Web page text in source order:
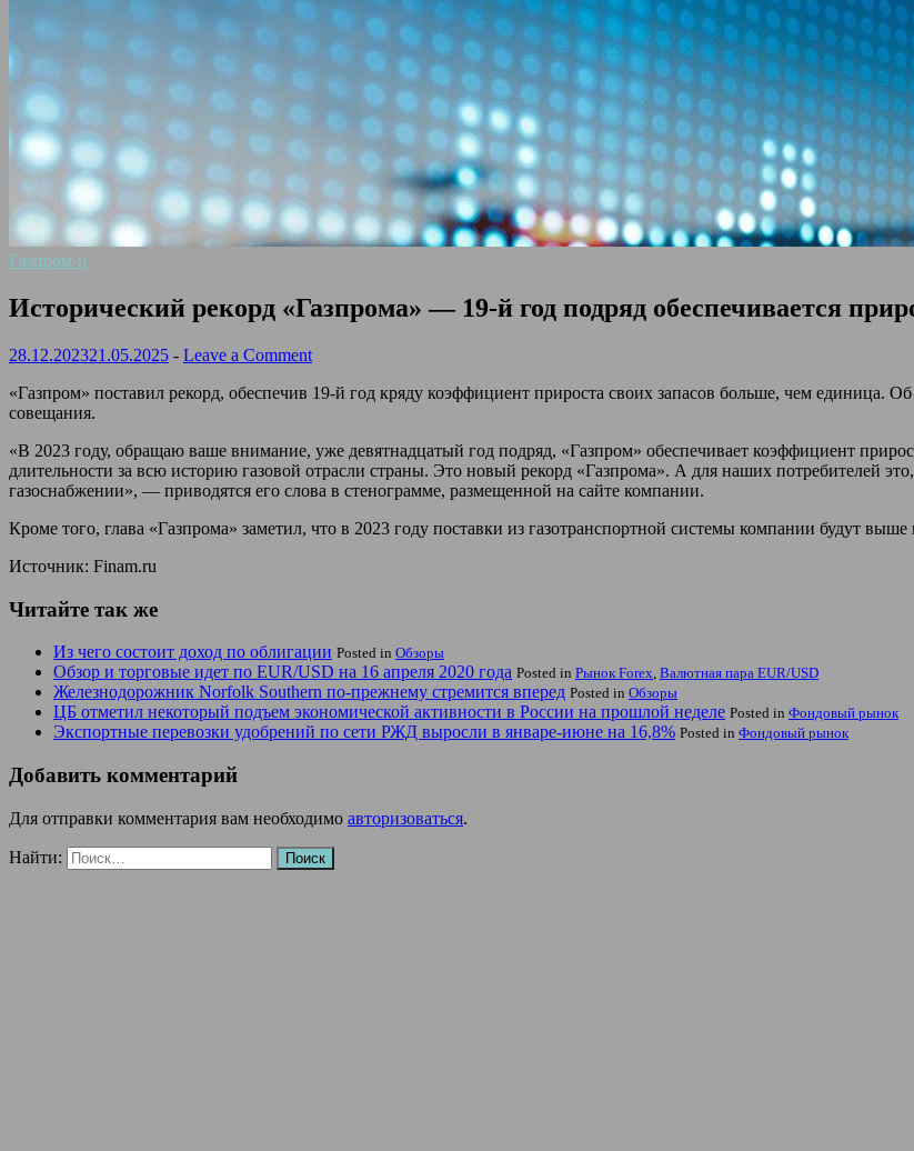
Газпром-h
Исторический рекорд «Газпрома» — 19-й год подряд обеспечивается
28.12.202321.05.2025 - Leave a Comment
«Газпром» поставил рекорд, обеспечив 19-й год кряду коэффициент прироста своих запасов больше, чем единица.
совещания.
«В 2023 году, обращаю ваше внимание, уже девятнадцатый год подряд, «Газпром» обеспечивает коэффициент
длительности за всю историю газовой отрасли страны. Это новый рекорд «Газпрома». А для наших потребителей
газоснабжении», — приводятся его слова в стенограмме, размещенной на сайте компании.
Кроме того, глава «Газпрома» заметил, что в 2023 году поставки из газотранспортной системы компании будут
Источник: Finam.ru
Читайте так же
Из чего состоит доход по облигации Posted in Обзоры
Обзор и торговые идет по EUR/USD на 16 апреля 2020 года Posted in Рынок Forex, Валютная пара EUR/USD
Железнодорожник Norfolk Southern по-прежнему стремится вперед Posted in Обзоры
ЦБ отметил некоторый подъем экономической активности в России на прошлой неделе Posted in Фондовый рынок
Экспортные перевозки удобрений по сети РЖД выросли в январе-июне на 16,8% Posted in Фондовый рынок
Добавить комментарий
Для отправки комментария вам необходимо авторизоваться.
Найти: